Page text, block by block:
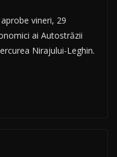
vineri, 29
ai Autostrăzii
Nirajului-Leghin.